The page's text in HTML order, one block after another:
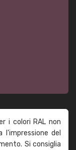
i colori RAL non
del
Si consiglia